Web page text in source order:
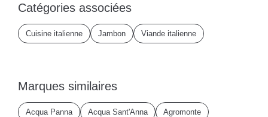
Catégories associées
Cuisine italienne Jambon Viande italienne
Marques similaires
Acqua Panna Acqua Sant'Anna Agromonte